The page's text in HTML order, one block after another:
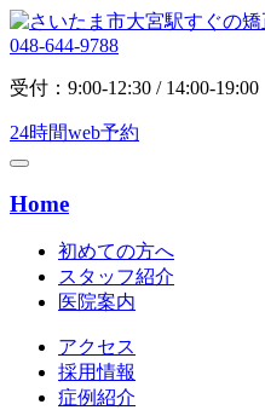
048-644-9788
受付：9:00-12:30 / 14:00-19:00
24時間web予約
Home
初めての方へ
スタッフ紹介
医院案内
アクセス
採用情報
症例紹介